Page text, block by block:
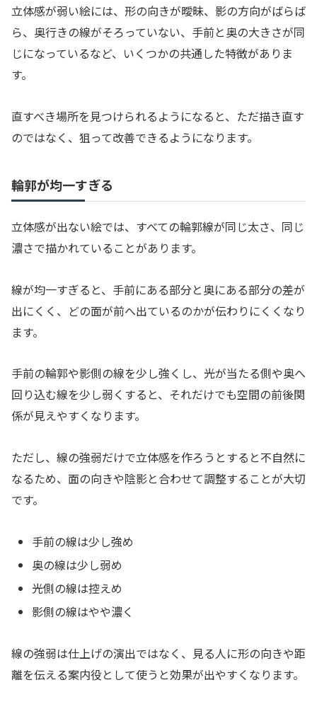
立体感が弱い絵には、形の向きが曖昧、影の方向がばらば
ら、奥行きの線がそろっていない、手前と奥の大きさが同
じになっているなど、いくつかの共通した特徴がありま
す。
直すべき場所を見つけられるようになると、ただ描き直す
のではなく、狙って改善できるようになります。
輪郭が均一すぎる
立体感が出ない絵では、すべての輪郭線が同じ太さ、同じ
濃さで描かれていることがあります。
線が均一すぎると、手前にある部分と奥にある部分の差が
出にくく、どの面が前へ出ているのかが伝わりにくくなり
ます。
手前の輪郭や影側の線を少し強くし、光が当たる側や奥へ
回り込む線を少し弱くすると、それだけでも空間の前後関
係が見えやすくなります。
ただし、線の強弱だけで立体感を作ろうとすると不自然に
なるため、面の向きや陰影と合わせて調整することが大切
です。
手前の線は少し強め
奥の線は少し弱め
光側の線は控えめ
影側の線はやや濃く
線の強弱は仕上げの演出ではなく、見る人に形の向きや距
離を伝える案内役として使うと効果が出やすくなります。